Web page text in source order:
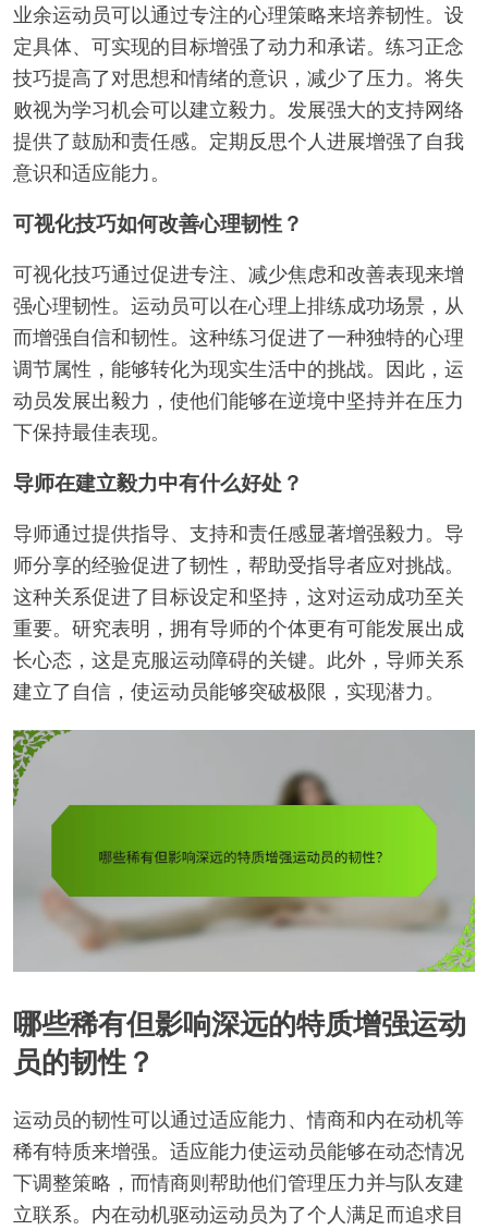
业余运动员可以通过专注的心理策略来培养韧性。设
定具体、可实现的目标增强了动力和承诺。练习正念
技巧提高了对思想和情绪的意识，减少了压力。将失
败视为学习机会可以建立毅力。发展强大的支持网络
提供了鼓励和责任感。定期反思个人进展增强了自我
意识和适应能力。
可视化技巧如何改善心理韧性？
可视化技巧通过促进专注、减少焦虑和改善表现来增
强心理韧性。运动员可以在心理上排练成功场景，从
而增强自信和韧性。这种练习促进了一种独特的心理
调节属性，能够转化为现实生活中的挑战。因此，运
动员发展出毅力，使他们能够在逆境中坚持并在压力
下保持最佳表现。
导师在建立毅力中有什么好处？
导师通过提供指导、支持和责任感显著增强毅力。导
师分享的经验促进了韧性，帮助受指导者应对挑战。
这种关系促进了目标设定和坚持，这对运动成功至关
重要。研究表明，拥有导师的个体更有可能发展出成
长心态，这是克服运动障碍的关键。此外，导师关系
建立了自信，使运动员能够突破极限，实现潜力。
哪些稀有但影响深远的特质增强运动
员的韧性？
运动员的韧性可以通过适应能力、情商和内在动机等
稀有特质来增强。适应能力使运动员能够在动态情况
下调整策略，而情商则帮助他们管理压力并与队友建
立联系。内在动机驱动运动员为了个人满足而追求目